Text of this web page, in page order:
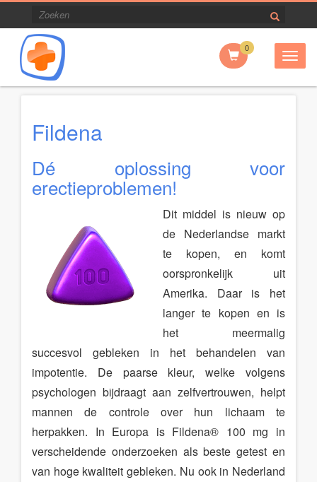
0
Fildena
Dé oplossing voor
erectieproblemen!
Dit middel is nieuw op
de Nederlandse markt
te kopen, en komt
oorspronkelijk uit
Amerika. Daar is het
langer te kopen en is
het meermalig
succesvol gebleken in het behandelen van
impotentie. De paarse kleur, welke volgens
psychologen bijdraagt aan zelfvertrouwen, helpt
mannen de controle over hun lichaam te
herpakken. In Europa is Fildena® 100 mg in
verscheidende onderzoeken als beste getest en
van hoge kwaliteit gebleken. Nu ook in Nederland